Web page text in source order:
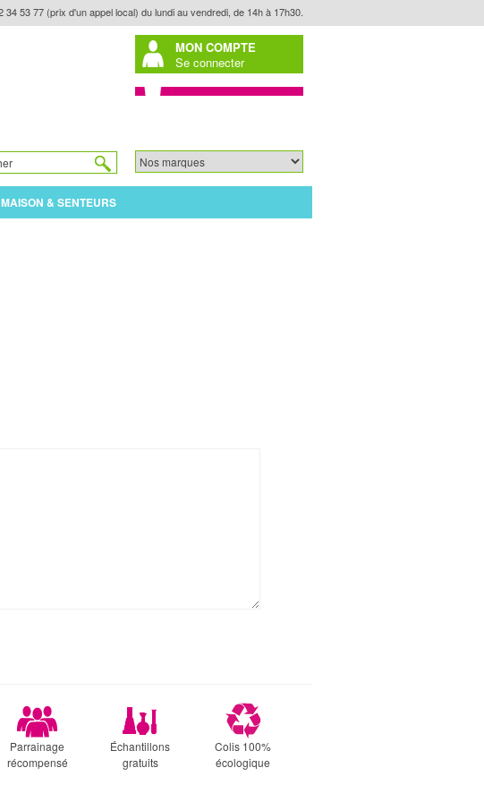
53 77 (prix d'un appel local) du lundi au vendredi, de 14h à 17h30.
MON COMPTE
Se connecter
MAISON & SENTEURS
Parrainage
récompensé
Échantillons
gratuits
Colis 100%
écologique